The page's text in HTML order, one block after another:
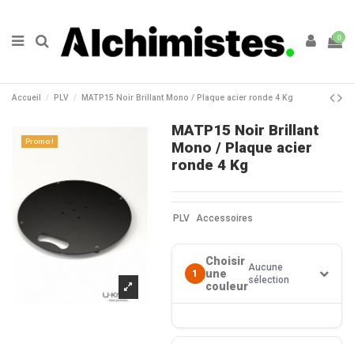
0
Accueil PLV MATP15 Noir Brillant Mono / Plaque acier ronde 4 Kg
Promo !
MATP15 Noir Brillant
Mono / Plaque acier
ronde 4 Kg
PLV Accessoires
1
Choisir
une
couleur
Aucune
sélection